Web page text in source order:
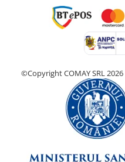
©Copyright COMAY SRL 2026